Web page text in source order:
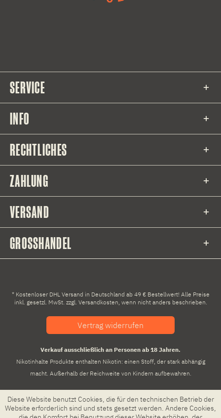
SERVICE
INFO
RECHTLICHES
ZAHLUNG
VERSAND
GROSSHANDEL
* Kostenloser DHL Versand in Deutschland ab 49 € Bestellwert! Alle Preise
inkl. gesetzl. MwSt. zzgl. Versandkosten , wenn nicht anders beschrieben.
Vertrag widerrufen
Verkauf ausschließlich an Personen ab 18 Jahren.
Nikotinhalte Produkte enthalten Nikotin: einen Stoff, der stark abhängig
macht. Außerhalb der Reichweite von Kindern aufbewahren.
Diese Website benutzt Cookies, die für den technischen Betrieb der
Website erforderlich sind und stets gesetzt werden. Andere Cookies,